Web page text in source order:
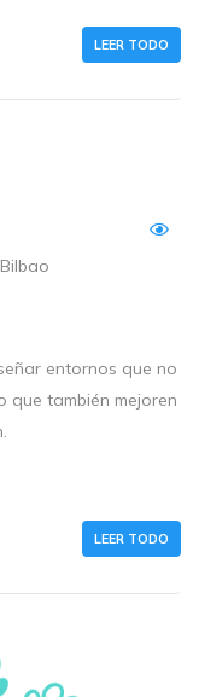
LEER TODO
entornos que no
que también mejoren
LEER TODO